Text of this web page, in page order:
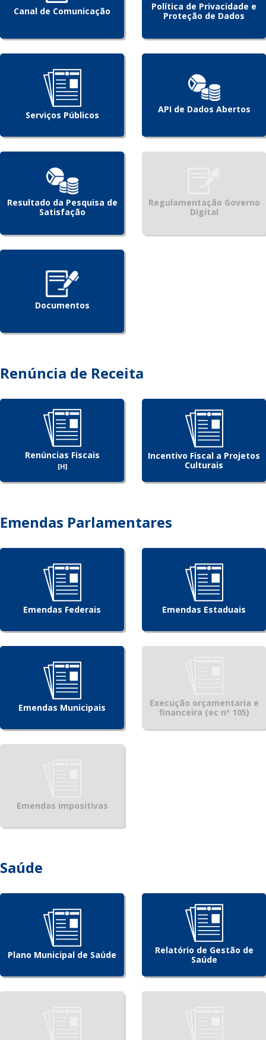
Canal de Comunicação
Política de Privacidade e
Proteção de Dados
Serviços Públicos
API de Dados Abertos
Resultado da Pesquisa de
Satisfação
Regulamentação Governo
Digital
Documentos
Renúncia de Receita
Renúncias Fiscais
[H]
Incentivo Fiscal a Projetos
Culturais
Emendas Parlamentares
Emendas Federais Emendas Estaduais
Emendas Municipais
Execução orçamentaria e
financeira (ec nº 105)
Emendas impositivas
Saúde
Plano Municipal de Saúde
Relatório de Gestão de
Saúde